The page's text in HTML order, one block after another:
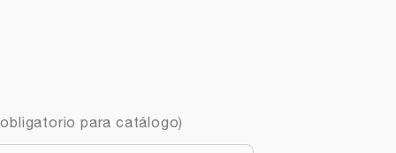
para catálogo)